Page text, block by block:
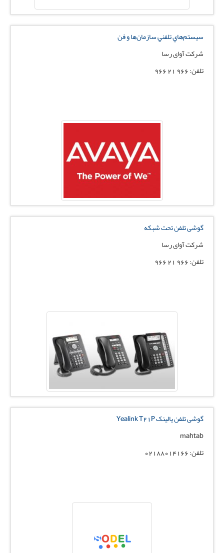
سيستم‌هاي تلفني سازمان‌ها و فن
شرکت آوای رسا
تلفن: 966 21 966
گوشی تلفن تحت شبکه
شرکت آوای رسا
تلفن: 966 21 966
گوشی تلفن یالینک Yealink T21P
mahtab
تلفن: 02188014166